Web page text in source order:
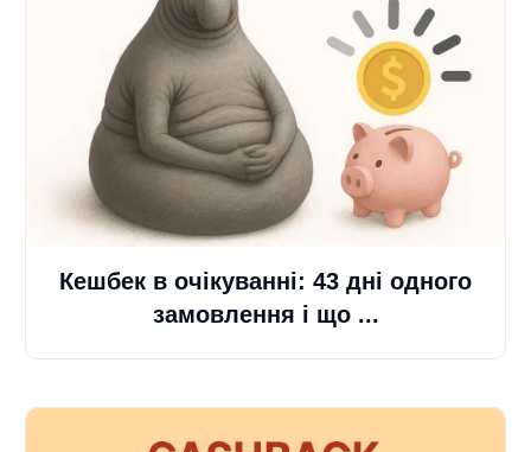
Кешбек в очікуванні: 43 дні одного
замовлення і що ...